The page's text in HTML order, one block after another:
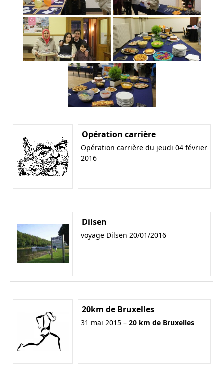
Opération carrière
Opération carrière du jeudi 04 février
2016
Dilsen
voyage Dilsen 20/01/2016
20km de Bruxelles
31 mai 2015 – 20 km de Bruxelles